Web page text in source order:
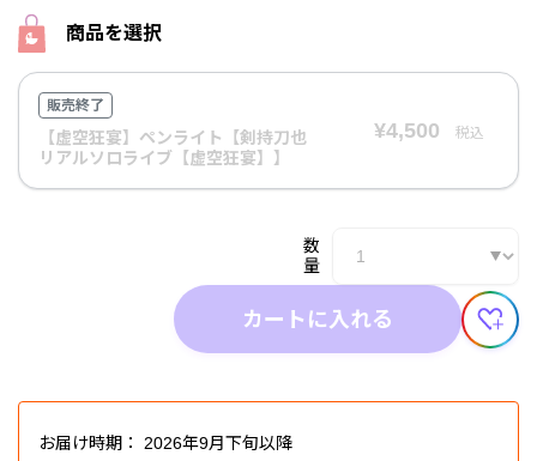
商品を選択
販売終了
【虚空狂宴】ペンライト【剣持刀也
リアルソロライブ【虚空狂宴】】
¥4,500 税込
数
量
カートに入れる
お届け時期： 2026年9月下旬以降